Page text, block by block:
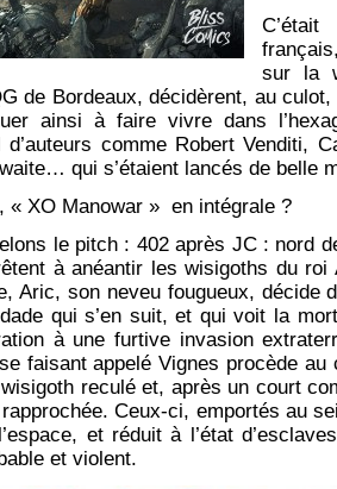
sur la
de Bordeaux, décidèrent, au
ainsi à faire vivre dans
d’auteurs comme Robert Venditi,
qui s’étaient lancés de belle
« XO Manowar » en intégrale ?
le pitch : 402 après JC : nord
à anéantir les wisigoths du
Aric, son neveu fougueux, décide
qui s’en suit, et qui voit la
à une furtive invasion
faisant appelé Vignes procède au
reculé et, après un court
Ceux-ci, emportés au
et réduit à l’état
et violent.